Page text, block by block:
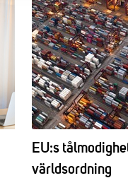
EU:s
världsordning